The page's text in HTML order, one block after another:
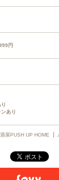
円
あり
屋PUSH UP HOME